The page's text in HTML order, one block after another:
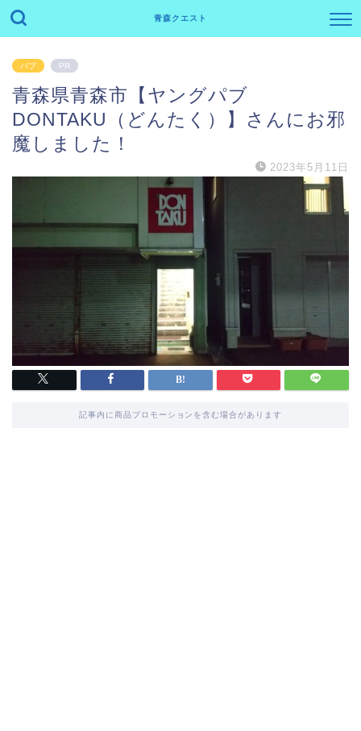
青森クエスト
パブ PR
青森県青森市【ヤングパブ
DONTAKU（どんたく）】さんにお邪
魔しました！
2023年5月11日
記事内に商品プロモーションを含む場合があります